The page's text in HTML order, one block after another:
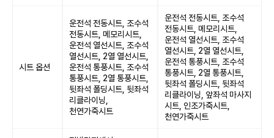
시트 옵션
운전석 전동시트, 조수석
전동시트, 메모리시트,
운전석 열선시트, 조수석
열선시트, 2열 열선시트,
운전석 통풍시트, 조수석
통풍시트, 2열 통풍시트,
뒷좌석 폴딩시트, 뒷좌석
리클라이닝,
천연가죽시트
운전석 전동시트, 조수석
전동시트, 메모리시트,
운전석 열선시트, 조수석
열선시트, 2열 열선시트,
운전석 통풍시트, 조수석
통풍시트, 2열 통풍시트,
뒷좌석 폴딩시트, 뒷좌석
리클라이닝, 앞좌석 마사지
시트, 인조가죽시트,
천연가죽시트